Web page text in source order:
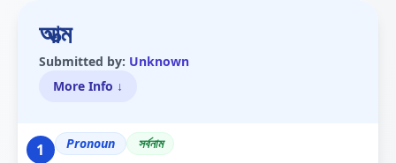
আত্ম
Submitted by: Unknown
More Info ↓
1 Pronoun সৰ্বনাম